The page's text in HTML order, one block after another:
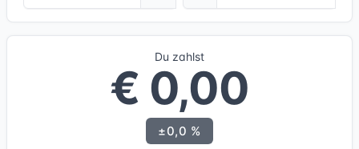
Du zahlst
€ 0,00
±0,0 %